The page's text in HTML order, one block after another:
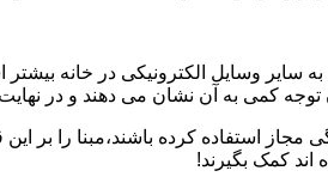
وسایل الکترونیکی در خانه
کمی به آن نشان می دهند و در نهایت
مجاز استفاده کرده باشند،مبنا را
اند کمک بگیرند!